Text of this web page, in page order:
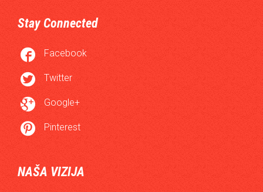
Stay Connected
 Facebook
 Twitter
 Google+
 Pinterest
NAŠA VIZIJA